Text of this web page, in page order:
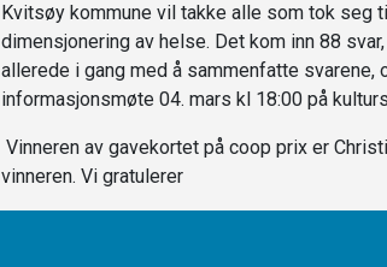
Kvitsøy kommune vil takke alle som tok seg
dimensjonering av helse. Det kom inn 88
allerede i gang med å sammenfatte
informasjonsmøte 04. mars kl 18:00 på
Vinneren av gavekortet på coop prix er
vinneren. Vi gratulerer